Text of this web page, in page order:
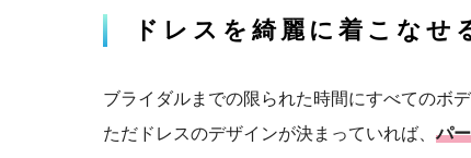
ドレスを綺麗に着こなせ
ブライダルまでの限られた時間にすべてのボ
ただドレスのデザインが決まっていれば、パ